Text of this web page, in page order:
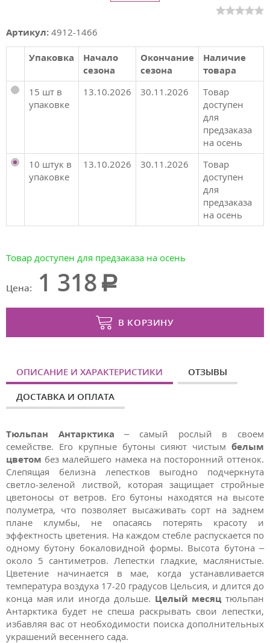
Артикул: 4912-1466
Упаковка
Начало
сезона
Окончание
сезона
Наличие
товара
15 шт в
упаковке
13.10.2026 30.11.2026
Товар
доступен
для
предзаказа
на осень
10 штук в
упаковке
13.10.2026 30.11.2026
Товар
доступен
для
предзаказа
на осень
Товар доступен для предзаказа на осень
Цена: 1 318
В КОРЗИНУ
ОПИСАНИЕ И ХАРАКТЕРИСТИКИ ОТЗЫВЫ
ДОСТАВКА И ОПЛАТА
Тюльпан Антарктика – самый рослый в своем
семействе. Его крупные бутоны сияют чистымбелым
цветом без малейшего намека на посторонний оттенок.
Слепящая белизна лепестков выгодно подчеркнута
светло-зеленой листвой, которая защищает стройные
цветоносы от ветров. Его бутоны находятся на высоте
полуметра, что позволяет высаживать сорт на заднем
плане клумбы, не опасаясь потерять красоту и
эффектность цветения. На каждом стебле распускается по
одному бутону бокаловидной формы. Высота бутона –
около 5 сантиметров. Лепестки гладкие, маслянистые.
Цветение начинается в мае, когда устанавливается
температура воздуха 17-20 градусов Цельсия, и длится до
конца мая или иногда дольше. Целый месяц тюльпан
Антарктика будет не спеша раскрывать свои лепестки,
избавляя вас от необходимости поиска дополнительных
украшений весеннего сада.